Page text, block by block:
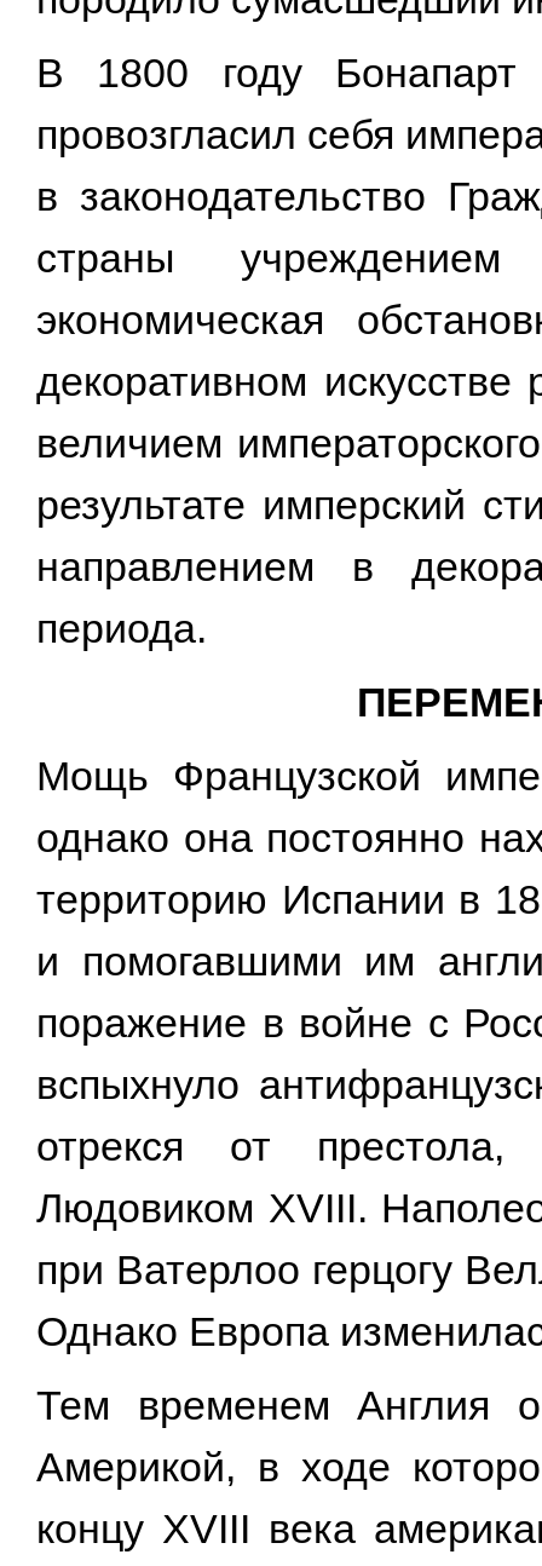
В 1800 году
провозгласил себя
в законодательство
страны
экономическая
декоративном
величием
результате имперский
направлением в
периода.
Мощь Французской
однако она постоянно
территорию Испании в
и помогавшими им
поражение в войне с
вспыхнуло
отрекся от
Людовиком XVIII.
при Ватерлоо герцогу
Однако Европа
Тем временем Англия
Америкой, в ходе
концу XVIII века